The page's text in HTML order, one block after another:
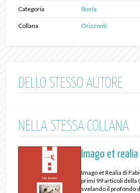
Categoria Storia
Collana Orizzonti
DELLO STESSO AUTORE
NELLA STESSA COLLANA
Imago et realia
Imago et Realia di
primi 99 articoli della
svelando il profondo